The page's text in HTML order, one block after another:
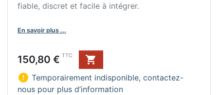
fiable, discret et facile à intégrer.
En savoir plus ...
Prix
150,80 € TTC

 Temporairement indisponible, contactez-
nous pour plus d’information